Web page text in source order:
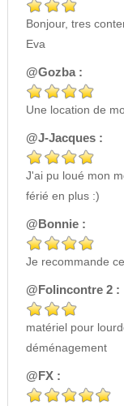
Bonjour, tres
Eva
@Gozba :
Une location de
@J-Jacques :
J'ai pu loué mon
férié en plus :)
@Bonnie :
Je recommande
@Folincontre 2 :
matériel pour
déménagement
@FX :